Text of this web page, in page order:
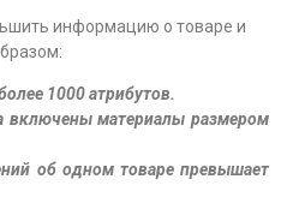
информацию о товаре и
1000 атрибутов.
включены материалы размером
об одном товаре превышает